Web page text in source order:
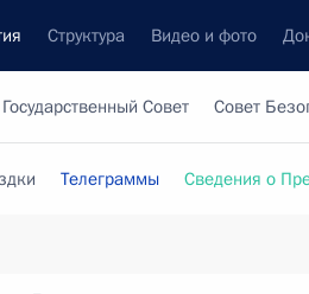
Структура Видео и фото
Государственный Совет Совет
Телеграммы Сведения о